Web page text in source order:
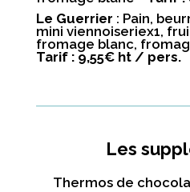
Le Guerrier : Pain,
mini viennoiseriex1,
fromage blanc,
Tarif : 9,55€ ht / pers.
Les
Thermos de